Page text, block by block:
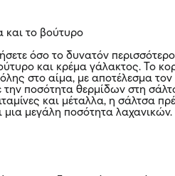
και το βούτυρο
όσο το δυνατόν
και κρέμα γάλακτος. Το
στο αίμα, με αποτέλεσμα
την ποσότητα θερμίδων στη
και μέταλλα, η σάλτσα
μια μεγάλη ποσότητα λαχανικών.